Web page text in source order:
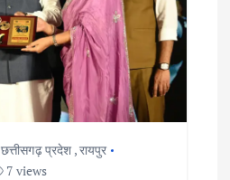
छत्तीसगढ़ प्रदेश ,रायपुर
7 views